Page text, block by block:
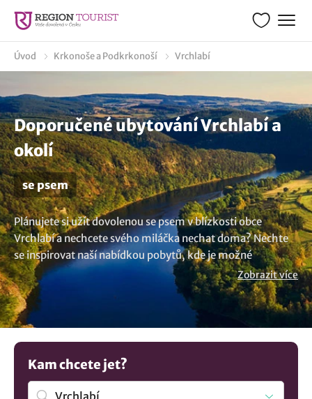
Úvod Krkonoše a Podkrkonoší Vrchlabí
Doporučené ubytování Vrchlabí a
okolí
se psem
Plánujete si užít dovolenou se psem v blízkosti obce
Vrchlabí a nechcete svého miláčka nechat doma? Nechte
se inspirovat naší nabídkou pobytů, kde je možné
ubytování se psem nebo domácím zvířetem. Užijte si
bezstarostnou dovolenou i s kočkou v místech, která jsou
přátelská k zvířatům a poskytují veškeré pohodlí pro
domácí mazlíčky. Nevybrali jste si? Mrkněte na všechna
ubytování v lokalitě Vrchlabí.
Zobrazit více
Kam chcete jet?